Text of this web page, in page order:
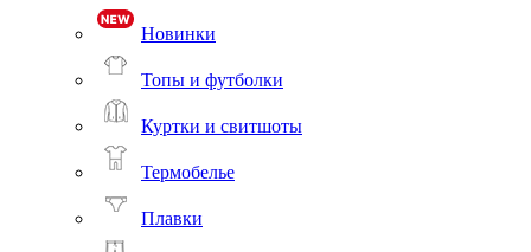
Новинки
Топы и футболки
Куртки и свитшоты
Термобелье
Плавки